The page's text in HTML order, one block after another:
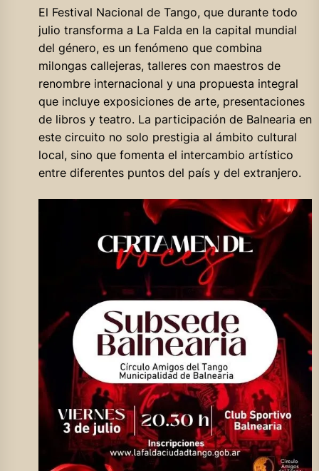
El Festival Nacional de Tango, que durante todo
julio transforma a La Falda en la capital mundial
del género, es un fenómeno que combina
milongas callejeras, talleres con maestros de
renombre internacional y una propuesta integral
que incluye exposiciones de arte, presentaciones
de libros y teatro. La participación de Balnearia en
este circuito no solo prestigia al ámbito cultural
local, sino que fomenta el intercambio artístico
entre diferentes puntos del país y del extranjero.